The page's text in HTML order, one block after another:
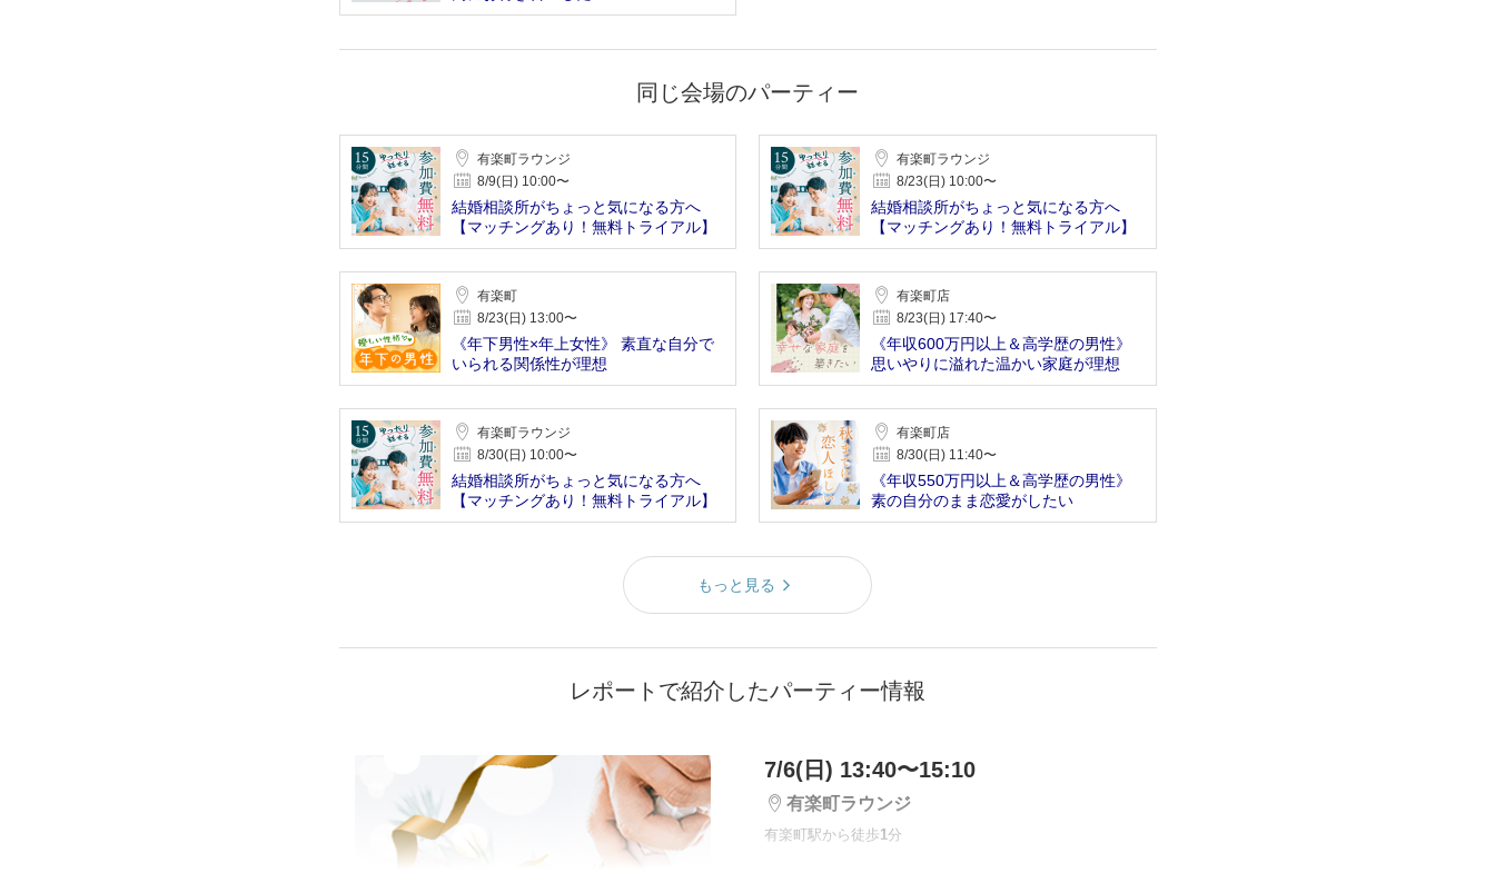
同じ会場のパーティー
有楽町ラウンジ
8/9(日) 10:00〜
結婚相談所がちょっと気になる方へ
【マッチングあり！無料トライアル】
有楽町ラウンジ
8/23(日) 10:00〜
結婚相談所がちょっと気になる方へ
【マッチングあり！無料トライアル】
有楽町
8/23(日) 13:00〜
《年下男性×年上女性》 素直な自分で
いられる関係性が理想
有楽町店
8/23(日) 17:40〜
《年収600万円以上＆高学歴の男性》
思いやりに溢れた温かい家庭が理想
有楽町ラウンジ
8/30(日) 10:00〜
結婚相談所がちょっと気になる方へ
【マッチングあり！無料トライアル】
有楽町店
8/30(日) 11:40〜
《年収550万円以上＆高学歴の男性》
素の自分のまま恋愛がしたい
もっと見る
レポートで紹介したパーティー情報
7/6(日) 13:40〜15:10
有楽町ラウンジ
有楽町駅から徒歩1分